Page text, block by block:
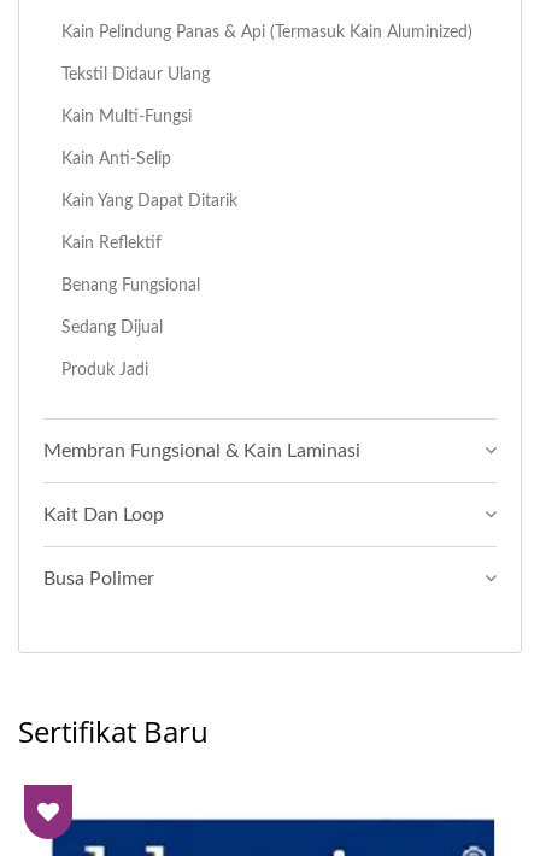
Kain Pelindung Panas & Api (termasuk Kain Aluminized)
Tekstil Didaur Ulang
Kain Multi-Fungsi
Kain Anti-Selip
Kain Yang Dapat Ditarik
Kain Reflektif
Benang Fungsional
Sedang Dijual
Produk Jadi
Membran Fungsional & Kain Laminasi
Kait Dan Loop
Busa Polimer
Sertifikat Baru